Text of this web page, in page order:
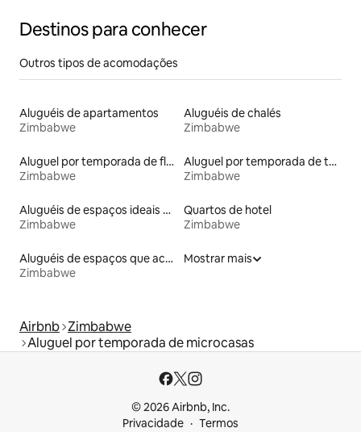
Destinos para conhecer
Outros tipos de acomodações
Aluguéis de apartamentos
Zimbabwe
Aluguéis de chalés
Zimbabwe
Aluguel por temporada de flats
Zimbabwe
Aluguel por temporada de tendas
Zimbabwe
Aluguéis de espaços ideais para famílias
Zimbabwe
Quartos de hotel
Zimbabwe
Aluguéis de espaços que aceitam animais de estimação
Zimbabwe
Mostrar mais
Airbnb Zimbabwe
Aluguel por temporada de microcasas
© 2026 Airbnb, Inc.
Privacidade
Termos